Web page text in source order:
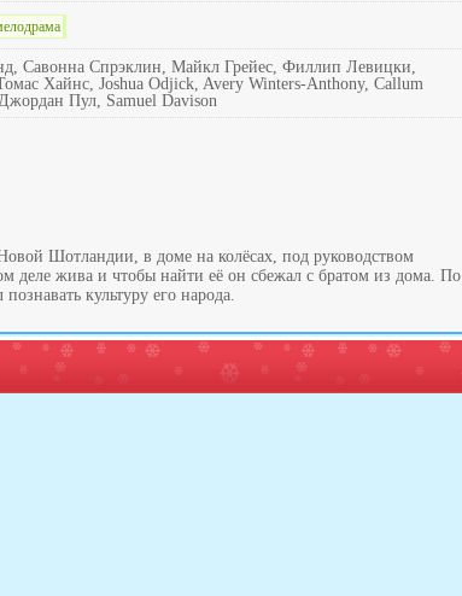
Савонна Спрэклин, Майкл Грейес, Филлип Левицки,
Хайнс, Joshua Odjick, Avery Winters-Anthony, Callum
Пул, Samuel Davison
Шотландии, в доме на колёсах, под руководством
деле жива и чтобы найти её он сбежал с братом из дома. По
культуру его народа.